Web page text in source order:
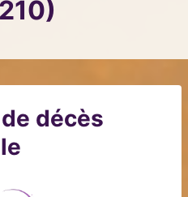
décès